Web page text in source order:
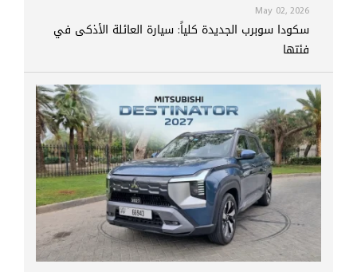
May 02, 2026
سكودا سوبرب الجديدة كلياً: سيارة العائلة الأذكى في
فئتها